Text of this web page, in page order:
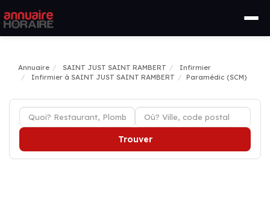
Annuaire SAINT JUST SAINT RAMBERT
Infirmier
Infirmier à SAINT JUST SAINT RAMBERT
Paramédic (SCM)
Trouver